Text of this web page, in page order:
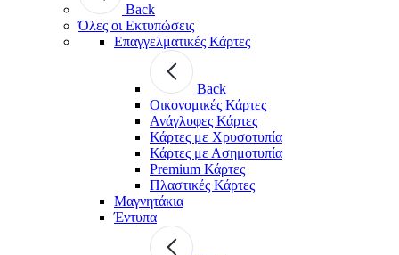
Back
Όλες οι Εκτυπώσεις
Επαγγελματικές Κάρτες
Back
Οικονομικές Κάρτες
Ανάγλυφες Κάρτες
Κάρτες με Χρυσοτυπία
Κάρτες με Ασημοτυπία
Premium Κάρτες
Πλαστικές Κάρτες
Μαγνητάκια
Έντυπα